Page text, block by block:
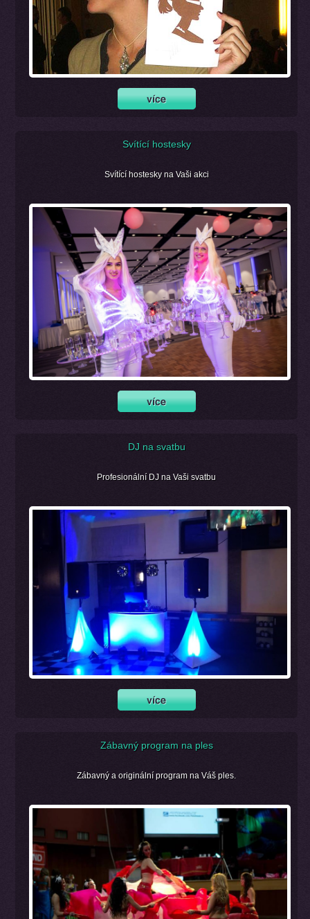
Svítící hostesky
Svítící hostesky na Vaši akci
DJ na svatbu
Profesionální DJ na Vaši svatbu
Zábavný program na ples
Zábavný a originální program na Váš ples.